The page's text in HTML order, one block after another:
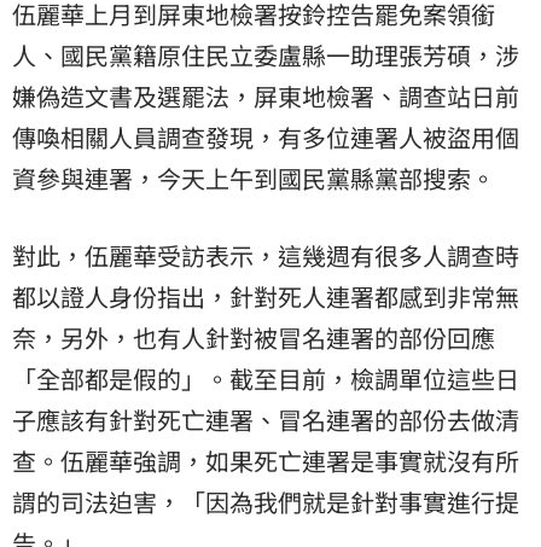
伍麗華上月到屏東地檢署按鈴控告罷免案領銜
人、國民黨籍原住民立委盧縣一助理張芳碩，涉
嫌偽造文書及選罷法，屏東地檢署、調查站日前
傳喚相關人員調查發現，有多位連署人被盜用個
資參與連署，今天上午到國民黨縣黨部搜索。
對此，伍麗華受訪表示，這幾週有很多人調查時
都以證人身份指出，針對死人連署都感到非常無
奈，另外，也有人針對被冒名連署的部份回應
「全部都是假的」。截至目前，檢調單位這些日
子應該有針對死亡連署、冒名連署的部份去做清
查。伍麗華強調，如果死亡連署是事實就沒有所
謂的司法迫害，「因為我們就是針對事實進行提